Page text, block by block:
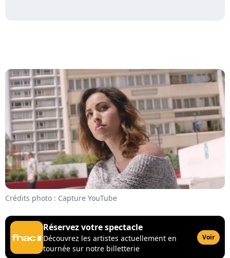
Crédits photo : Capture YouTube
Réservez votre spectacle
Découvrez les artistes actuellement en
tournée sur notre billetterie
Voir